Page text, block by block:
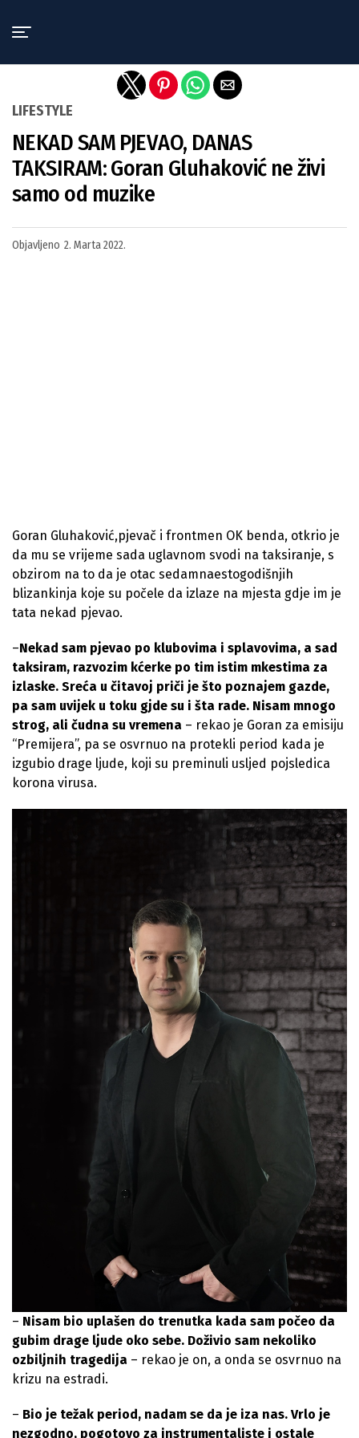
LIFESTYLE
NEKAD SAM PJEVAO, DANAS
TAKSIRAM: Goran Gluhaković ne živi
samo od muzike
Objavljeno 2. Marta 2022.
Goran Gluhaković,pjevač i frontmen OK benda, otkrio je
da mu se vrijeme sada uglavnom svodi na taksiranje, s
obzirom na to da je otac sedamnaestogodišnjih
blizankinja koje su počele da izlaze na mjesta gdje im je
tata nekad pjevao.
–Nekad sam pjevao po klubovima i splavovima, a sad
taksiram, razvozim kćerke po tim istim mkestima za
izlaske. Sreća u čitavoj priči je što poznajem gazde,
pa sam uvijek u toku gjde su i šta rade. Nisam mnogo
strog, ali čudna su vremena – rekao je Goran za emisiju
“Premijera”, pa se osvrnuo na protekli period kada je
izgubio drage ljude, koji su preminuli usljed pojsledica
korona virusa.
– Nisam bio uplašen do trenutka kada sam počeo da
gubim drage ljude oko sebe. Doživio sam nekoliko
ozbiljnih tragedija – rekao je on, a onda se osvrnuo na
krizu na estradi.
– Bio je težak period, nadam se da je iza nas. Vrlo je
nezgodno, pogotovo za instrumentaliste i ostale